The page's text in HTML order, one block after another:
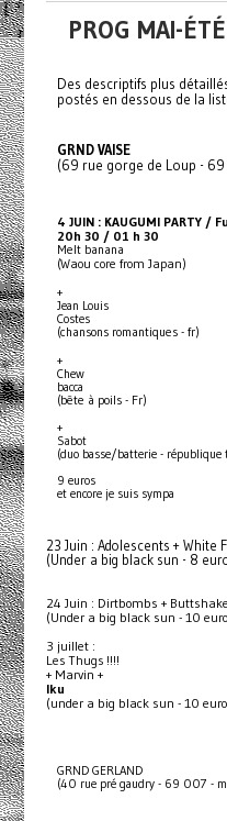
PROG MAI-
Des descriptifs plus
postés en dessous de la
GRND VAISE
(69 rue gorge de Loup -
4 JUIN : KAUGUMI PARTY /
20h 30 / 01 h 30
Melt banana
(Waou core from Japan)
+
Jean Louis
Costes
(chansons romantiques - fr)
+
Chew
bacca
(bête à poils - Fr)
+
Sabot
(duo basse/batterie - république
9 euros
et encore je suis sympa
23 Juin : Adolescents + White
(Under a big black sun - 8
24 Juin : Dirtbombs +
(Under a big black sun - 10
3 juillet :
Les Thugs !!!!
+ Marvin +
Iku
(under a big black sun - 10
GRND GERLAND
(40 rue pré gaudry - 69 007 -